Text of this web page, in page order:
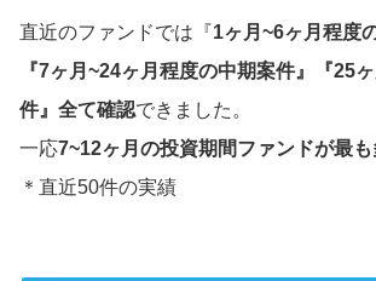
直近のファンドでは『 1ヶ月~6ヶ月程度
『7ヶ月~24ヶ月程度の中期案件』『25
件』全て確認できました。
一応7~12ヶ月の投資期間ファンドが最
＊直近50件の実績